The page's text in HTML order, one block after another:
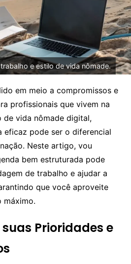
e estilo de vida nômade.
em meio a compromissos e
profissionais que vivem na
de vida nômade digital,
eficaz pode ser o diferencial
Neste artigo, vou
bem estruturada pode
de trabalho e ajudar a
que você aproveite
máximo.
Prioridades e